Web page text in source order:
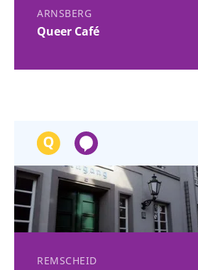
ARNSBERG
Queer Café
REMSCHEID